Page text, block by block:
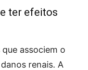
ter efeitos
associem o
renais. A